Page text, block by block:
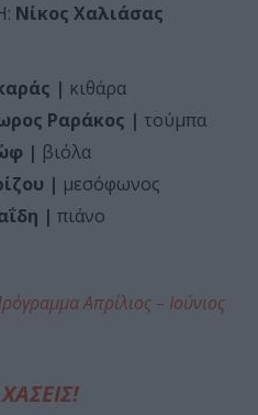
Νίκος Χαλιάσας
| κιθάρα
Ραράκος | τούμπα
| βιόλα
| μεσόφωνος
| πιάνο
Απρίλιος – Ιούνιος